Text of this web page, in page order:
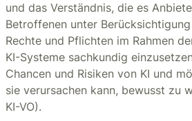
und das Verständnis, die es
Betroffenen unter
Rechte und Pflichten im Rahmen
KI-Systeme sachkundig
Chancen und Risiken von KI und
sie verursachen kann, bewusst zu
KI-VO).